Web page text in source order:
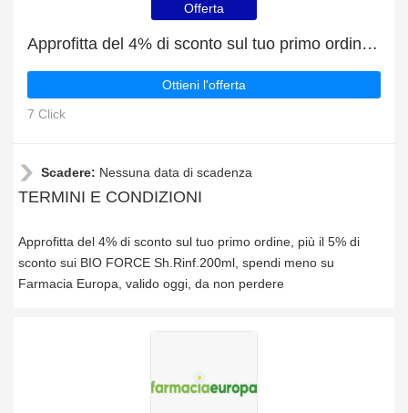
Offerta
Approfitta del 4% di sconto sul tuo primo ordine, più il 5% di sconto sui BIO FORCE Sh.Rinf.200ml
Ottieni l'offerta
7 Click
Scadere: Nessuna data di scadenza
TERMINI E CONDIZIONI
Approfitta del 4% di sconto sul tuo primo ordine, più il 5% di
sconto sui BIO FORCE Sh.Rinf.200ml, spendi meno su
Farmacia Europa, valido oggi, da non perdere